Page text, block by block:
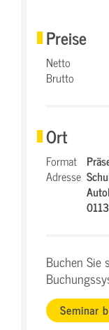
Preise
Netto
Brutto
Ort
Format
Adresse
Buchen Sie
Seminar